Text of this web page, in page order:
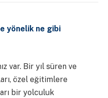
yönelik ne gibi
var. Bir yıl süren ve
özel eğitimlere
bir yolculuk